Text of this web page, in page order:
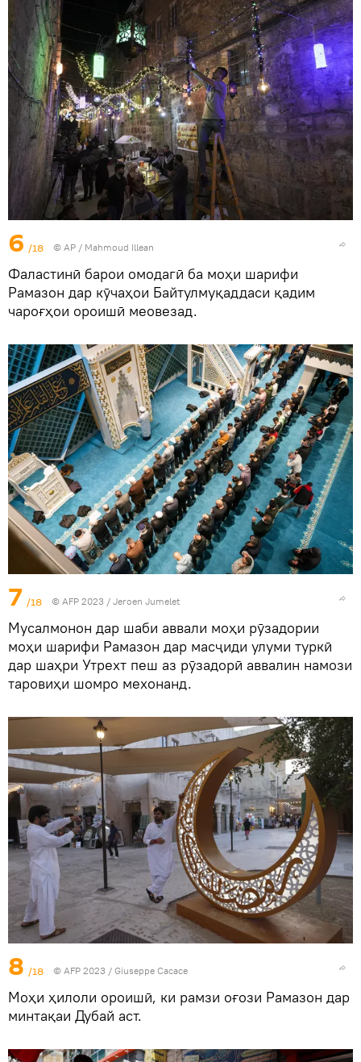
6 /18 © AP / Mahmoud Illean
Фаластинӣ барои омодагӣ ба моҳи шарифи
Рамазон дар кӯчаҳои Байтулмуқаддаси қадим
чароғҳои ороишӣ меовезад.
7 /18 © AFP 2023 / Jeroen Jumelet
Мусалмонон дар шаби аввали моҳи рӯзадории
моҳи шарифи Рамазон дар масҷиди улуми туркӣ
дар шаҳри Утрехт пеш аз рӯзадорӣ аввалин намози
таровиҳи шомро мехонанд.
8 /18 © AFP 2023 / Giuseppe Cacace
Моҳи ҳилоли ороишӣ, ки рамзи оғози Рамазон дар
минтақаи Дубай аст.